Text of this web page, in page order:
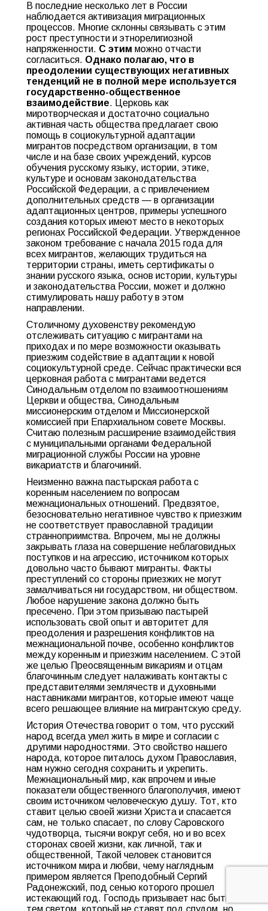
В последние несколько лет в России
наблюдается активизация миграционных
процессов. Многие склонны связывать с этим
рост преступности и этнорелигиозной
напряженности. С этим можно отчасти
согласиться. Однако полагаю, что в
преодолении существующих негативных
тенденций не в полной мере используется
государственно-общественное
взаимодействие. Церковь как
миротворческая и достаточно социально
активная часть общества предлагает свою
помощь в социокультурной адаптации
мигрантов посредством организации, в том
числе и на базе своих учреждений, курсов
обучения русскому языку, истории, этике,
культуре и основам законодательства
Российской Федерации, а с привлечением
дополнительных средств — в организации
адаптационных центров, примеры успешного
создания которых имеют место в некоторых
регионах Российской Федерации. Утвержденное
законом требование с начала 2015 года для
всех мигрантов, желающих трудиться на
территории страны, иметь сертификаты о
знании русского языка, основ истории, культуры
и законодательства России, может и должно
стимулировать нашу работу в этом
направлении.
Столичному духовенству рекомендую
отслеживать ситуацию с мигрантами на
приходах и по мере возможности оказывать
приезжим содействие в адаптации к новой
социокультурной среде. Сейчас практически вся
церковная работа с мигрантами ведется
Синодальным отделом по взаимоотношениям
Церкви и общества, Синодальным
миссионерским отделом и Миссионерской
комиссией при Епархиальном совете Москвы.
Считаю полезным расширение взаимодействия
с муниципальными органами Федеральной
миграционной службы России на уровне
викариатств и благочиний.
Неизменно важна пастырская работа с
коренным населением по вопросам
межнациональных отношений. Предвзятое,
безосновательно негативное чувство к приезжим
не соответствует православной традиции
странноприимства. Впрочем, мы не должны
закрывать глаза на совершение неблаговидных
поступков и на агрессию, источником которых
довольно часто бывают мигранты. Факты
преступлений со стороны приезжих не могут
замалчиваться ни государством, ни обществом.
Любое нарушение закона должно быть
пресечено. При этом призываю пастырей
использовать свой опыт и авторитет для
преодоления и разрешения конфликтов на
межнациональной почве, особенно конфликтов
между коренным и приезжим населением. С этой
же целью Преосвященным викариям и отцам
благочинным следует налаживать контакты с
представителями землячеств и духовными
наставниками мигрантов, которые имеют чаще
всего решающее влияние на мигрантскую среду.
История Отечества говорит о том, что русский
народ всегда умел жить в мире и согласии с
другими народностями. Это свойство нашего
народа, которое питалось духом Православия,
нам нужно сегодня сохранить и укрепить.
Межнациональный мир, как впрочем и иные
показатели общественного благополучия, имеют
своим источником человеческую душу. Тот, кто
ставит целью своей жизни Христа и спасается
сам, не только спасает, по слову Саровского
чудотворца, тысячи вокруг себя, но и во всех
сторонах своей жизни, как личной, так и
общественной, Такой человек становится
источником мира и любви, чему наглядным
примером является Преподобный Сергий
Радонежский, под сенью которого прошел
истекающий год. Господь призывает нас быть
тем светом, который не ставят под спудом, но